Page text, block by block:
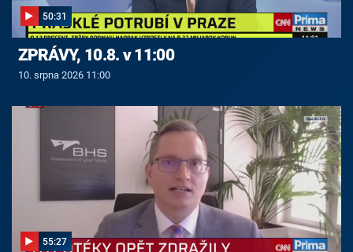
50:31
ZPRÁVY, 10.8. v 11:00
10. srpna 2026 11:00
55:27